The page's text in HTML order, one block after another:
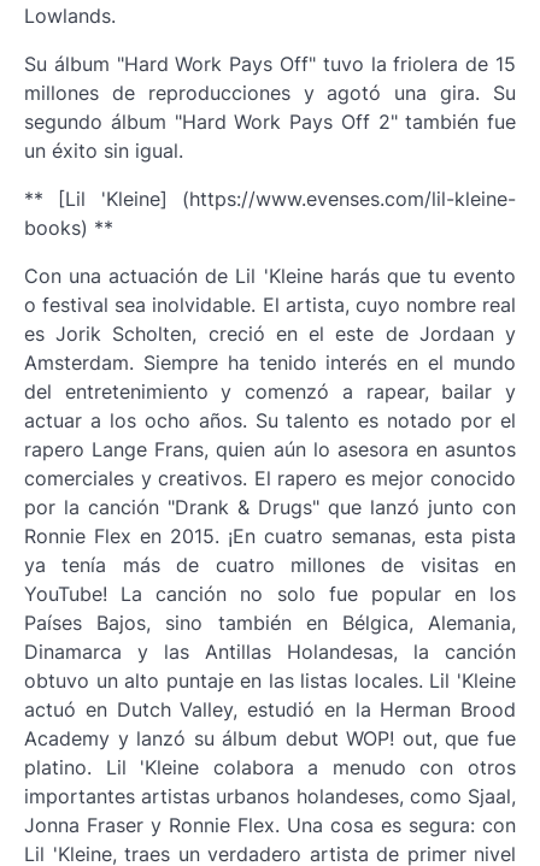
Lowlands.
Su álbum "Hard Work Pays Off" tuvo la friolera de 15
millones de reproducciones y agotó una gira. Su
segundo álbum "Hard Work Pays Off 2" también fue
un éxito sin igual.
** [Lil 'Kleine] (https://www.evenses.com/lil-kleine-
books) **
Con una actuación de Lil 'Kleine harás que tu evento
o festival sea inolvidable. El artista, cuyo nombre real
es Jorik Scholten, creció en el este de Jordaan y
Amsterdam. Siempre ha tenido interés en el mundo
del entretenimiento y comenzó a rapear, bailar y
actuar a los ocho años. Su talento es notado por el
rapero Lange Frans, quien aún lo asesora en asuntos
comerciales y creativos. El rapero es mejor conocido
por la canción "Drank & Drugs" que lanzó junto con
Ronnie Flex en 2015. ¡En cuatro semanas, esta pista
ya tenía más de cuatro millones de visitas en
YouTube! La canción no solo fue popular en los
Países Bajos, sino también en Bélgica, Alemania,
Dinamarca y las Antillas Holandesas, la canción
obtuvo un alto puntaje en las listas locales. Lil 'Kleine
actuó en Dutch Valley, estudió en la Herman Brood
Academy y lanzó su álbum debut WOP! out, que fue
platino. Lil 'Kleine colabora a menudo con otros
importantes artistas urbanos holandeses, como Sjaal,
Jonna Fraser y Ronnie Flex. Una cosa es segura: con
Lil 'Kleine, traes un verdadero artista de primer nivel